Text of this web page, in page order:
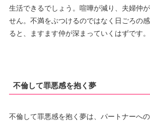
生活できるでしょう。喧嘩が減り、夫婦仲
せん。不満をぶつけるのではなく日ごろの
ると、ますます仲が深まっていくはずです。
不倫して罪悪感を抱く夢
不倫して罪悪感を抱く夢は、パートナーへ